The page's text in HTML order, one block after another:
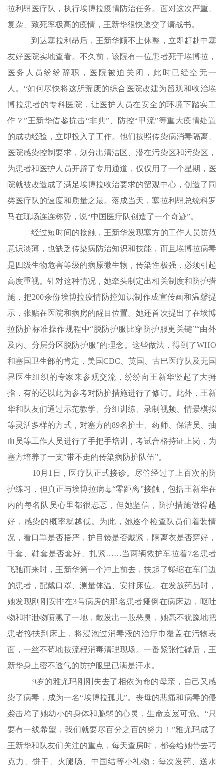
拉利昂医疗队，执行埃博拉疫情防治任务。面对这次严重、
复杂、致死率极高的疫情，王新华很快递交了请战书。
到达塞拉利昂后，王新华顾不上休整，立即赶赴中塞
友好医院实地查看。不久前，该院有一位患者死于埃博拉，
医务人员纷纷辞职，医院被迫关闭，此时已经空无一
人。“如何尽快将这所荒废的综合医院改建为留观和收治埃
博拉患者的专科医院，让医护人员在安全的环境下踏实工
作？”王新华借鉴抗击“非典”、防控“甲流”等重大疫情处置
的成功经验，立即投入了工作。他们按照传染病消毒隔离、
医院感染控制要求，划分出清洁区、潜在污染区和污染区，
为患者和医护人员开辟了专用通道，仅仅用了一个星期，医
院就被改造成了满足埃博拉收治要求的留观中心，创造了同
类医疗队的速度和质量之最。落成当天，塞拉利昂总统科罗
马在现场连连称赞，说“中国医疗队创造了一个奇迹”。
经过短时间的接触，王新华发现塞方的工作人员防范
意识淡薄，也缺乏传染病防治知识和技能，而且埃博拉病毒
是四级生物危害等级的病原微生物，传染性极强，必须引起
高度重视。针对这种情况，她牵头制定出相关制度和防护措
施，把200余份埃博拉疫情防控知识制作成宣传画和温馨提
示，张贴在医院和病房的醒目位置。她还首次提出了在埃博
拉防护标准操作规程中“脱防护服比穿防护服更关键”“由外
及内、分层分区脱防护服”的理念。这些做法，得到了WHO
和塞国卫生部的肯定，美国CDC、英国、古巴医疗队及无国
界医生组织的专家来参观交流，纷纷向王新华竖起了大拇
指，有的还以此为参考对防护措施进行了修订。此外，王新
华和队友们通过示范教学、分组训练、录制视频、情景模拟
等灵活多样的方式，对塞方的89名护士、药师、保洁员、抽
血员等工作人员进行了手把手培训，考试合格持证上岗，为
塞方培养了一支“带不走的传染病防护队伍”。
10月1日，医疗队正式接诊。尽管经过了上百次的防
护练习，但真正与埃博拉病毒“零距离”接触，包括王新华在
内的每名队员心里都很忐忑，但她坚信，防护措施做得越
好，感染的概率就越低。为此，她逐个检查队员们着装情
况，看口罩是否捂严，护目镜是否戴紧，隔离衣是否穿好，
手套、鞋套是否套好、扎紧……当两辆救护车拉着7名患者
飞驰而来时，王新华第一个冲上前去，扶起了蜷缩在车门边
的患者，配戴口罩、测量体温、安排床位。在发放药品时，
她发现刚刚安排在3号病房的那名患者瘫倒在病床边，呕吐
物和排泄物喷溅了一地，散发出一股恶臭，她毫不犹豫地把
患者搀扶到床上，将浸泡过消毒液的治疗巾覆盖在污物表
面，一丝不苟地按流程消毒清理现场。一番紧张忙碌后，王
新华身上密不透气的防护服里已满是汗水。
9岁的雅尤玛刚刚失去了相依为命的母亲，自己又感
染了病毒，成为一名“埃博拉孤儿”。丧母的悲痛和病毒的侵
袭击垮了她幼小的身体和脆弱的心灵，生命岌岌可危。“只
要有一线希望，我们就要尽百分之百的努力！”雅尤玛成了
王新华和队友们关注的重点，每天查房时，都会给她带去巧
克力、饼干、火腿肠、中国结等小礼物；每次发药、送水